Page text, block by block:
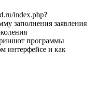
index.php?
заполнения заявления
программы
интерфейсе и как